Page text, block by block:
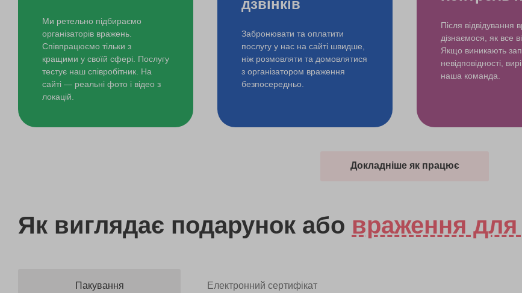
Ми ретельно підбираємо
організаторів вражень.
Співпрацюємо тільки з
кращими у своїй сфері. Послугу
тестує наш співробітник. На
сайті — реальні фото і відео з
локацій.
дзвінків
Забронювати та оплатити
послугу у нас на сайті швидше,
ніж розмовляти та домовлятися
з організатором враження
безпосередньо.
Після відвідування
дізнаємося, як все
Якщо виникають
невідповідності,
наша команда.
Докладніше як працює
Як виглядає подарунок або враження для
Пакування Електронний сертифікат